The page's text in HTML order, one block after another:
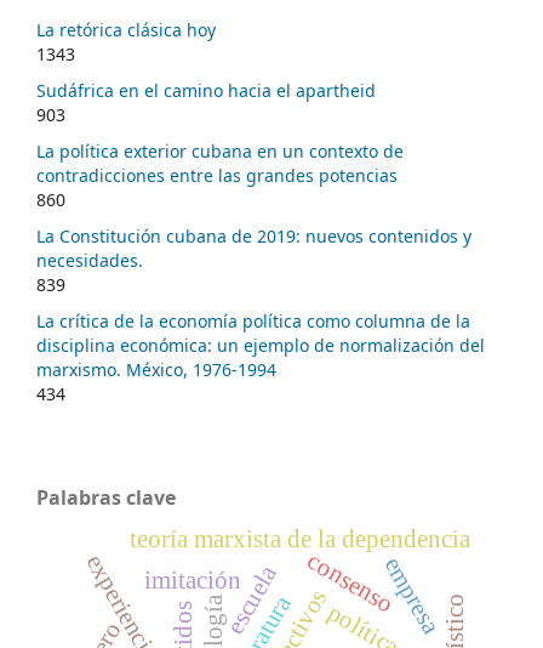
La retórica clásica hoy
1343
Sudáfrica en el camino hacia el apartheid
903
La política exterior cubana en un contexto de
contradicciones entre las grandes potencias
860
La Constitución cubana de 2019: nuevos contenidos y
necesidades.
839
La crítica de la economía política como columna de la
disciplina económica: un ejemplo de normalización del
marxismo. México, 1976-1994
434
Palabras clave
consenso
política
escuela
teoría marxista de la dependencia
empresa
imitación